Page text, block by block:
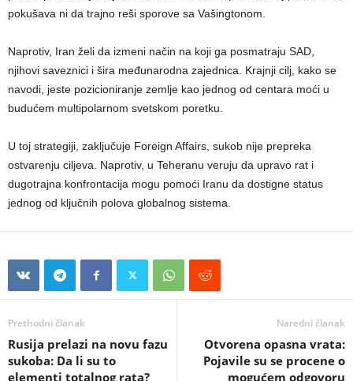
pokušava ni da trajno reši sporove sa Vašingtonom.
Naprotiv, Iran želi da izmeni način na koji ga posmatraju SAD,
njihovi saveznici i šira međunarodna zajednica. Krajnji cilj, kako se
navodi, jeste pozicioniranje zemlje kao jednog od centara moći u
budućem multipolarnom svetskom poretku.
U toj strategiji, zaključuje Foreign Affairs, sukob nije prepreka
ostvarenju ciljeva. Naprotiv, u Teheranu veruju da upravo rat i
dugotrajna konfrontacija mogu pomoći Iranu da dostigne status
jednog od ključnih polova globalnog sistema.
Prethodni članak
Rusija prelazi na novu fazu
sukoba: Da li su to
elementi totalnog rata?
Naredni članak
Otvorena opasna vrata:
Pojavile su se procene o
mogućem odgovoru